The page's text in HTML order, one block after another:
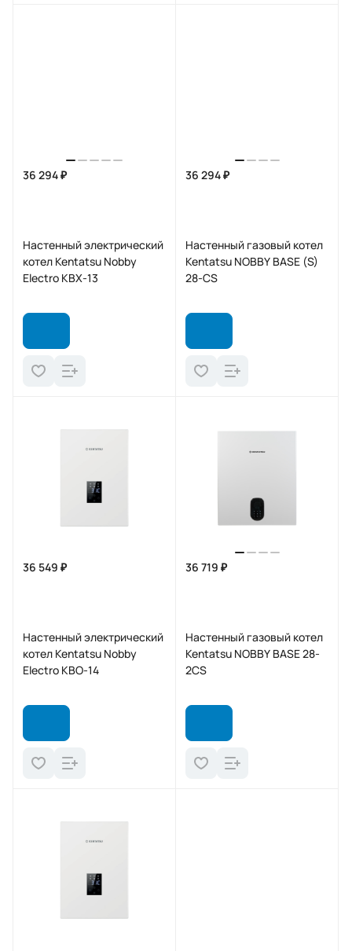
36 294 ₽
Настенный электрический
котел Kentatsu Nobby
Electro KBX-13
36 294 ₽
Настенный газовый котел
Kentatsu NOBBY BASE (S)
28-CS
36 549 ₽
Настенный электрический
котел Kentatsu Nobby
Electro KBO-14
36 719 ₽
Настенный газовый котел
Kentatsu NOBBY BASE 28-
2CS